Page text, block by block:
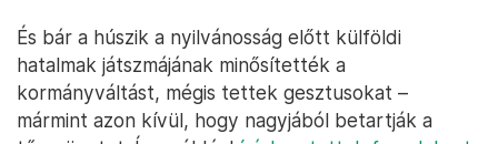
tartottak választásokat. A ceremóniáról csak utólag
értesítették a sajtót, a titkolózást az indokolta,
hogy amikor legutóbb, 2020-ban, kormányzati
tisztségviselők érkeztek Ádenbe, akkora húszik